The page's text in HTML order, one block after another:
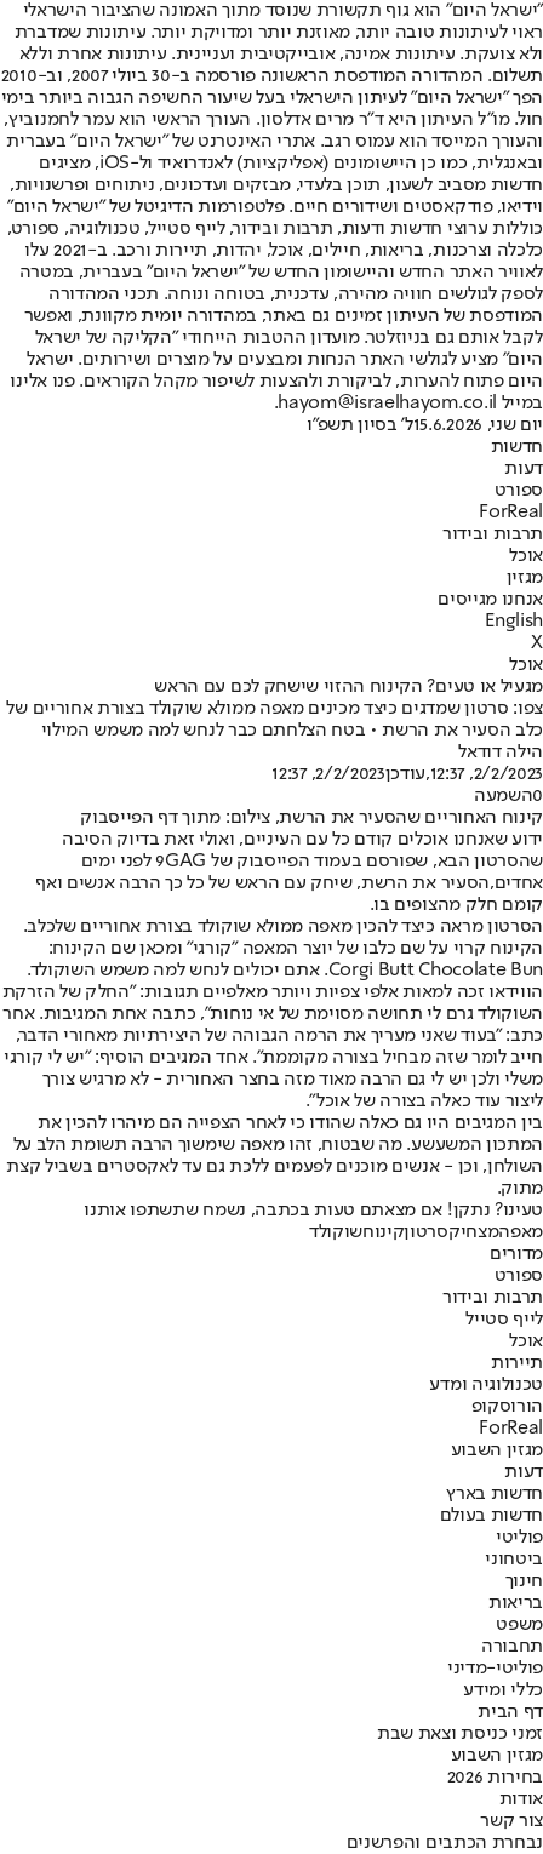
"ישראל היום" הוא גוף תקשורת שנוסד מתוך האמונה שהציבור הישראלי
ראוי לעיתונות טובה יותר, מאוזנת יותר ומדויקת יותר. עיתונות שמדברת
ולא צועקת. עיתונות אמינה, אובייקטיבית ועניינית. עיתונות אחרת וללא
תשלום. המהדורה המודפסת הראשונה פורסמה ב-30 ביולי 2007, וב-2010
הפך "ישראל היום" לעיתון הישראלי בעל שיעור החשיפה הגבוה ביותר בימי
חול. מו"ל העיתון היא ד"ר מרים אדלסון. העורך הראשי הוא עמר לחמנוביץ,
והעורך המייסד הוא עמוס רגב. אתרי האינטרנט של "ישראל היום" בעברית
ובאנגלית, כמו כן היישומונים (אפליקציות) לאנדרואיד ול-iOS, מציגים
חדשות מסביב לשעון, תוכן בלעדי, מבזקים ועדכונים, ניתוחים ופרשנויות,
וידיאו, פודקאסטים ושידורים חיים. פלטפורמות הדיגיטל של "ישראל היום"
כוללות ערוצי חדשות ודעות, תרבות ובידור, לייף סטייל, טכנולוגיה, ספורט,
כלכלה וצרכנות, בריאות, חיילים, אוכל, יהדות, תיירות ורכב. ב-2021 עלו
לאוויר האתר החדש והיישומון החדש של "ישראל היום" בעברית, במטרה
לספק לגולשים חוויה מהירה, עדכנית, בטוחה ונוחה. תכני המהדורה
המודפסת של העיתון זמינים גם באתר, במהדורה יומית מקוונת, ואפשר
לקבל אותם גם בניוזלטר. מועדון ההטבות הייחודי "הקליקה של ישראל
היום" מציע לגולשי האתר הנחות ומבצעים על מוצרים ושירותים. ישראל
היום פתוח להערות, לביקורת ולהצעות לשיפור מקהל הקוראים. פנו אלינו
במייל hayom@israelhayom.co.il.
יום שני, 15.6.2026
ל' בסיון תשפ"ו
חדשות
דעות
ספורט
ForReal
תרבות ובידור
אוכל
מגזין
אנחנו מגייסים
English
X
אוכל
מגעיל או טעים? הקינוח ההזוי שישחק לכם עם הראש
צפו: סרטון שמדגים כיצד מכינים מאפה ממולא שוקולד בצורת אחוריים של
כלב הסעיר את הרשת • בטח הצלחתם כבר לנחש למה משמש המילוי
הילה דודאל
2/2/2023, 12:37
,עודכן2/2/2023, 12:37
0השמעה
קינוח האחוריים שהסעיר את הרשת, צילום: מתוך דף הפייסבוק
ידוע שאנחנו אוכלים קודם כל עם העיניים, ואולי זאת בדיוק הסיבה
שהסרטון הבא, שפורסם בעמוד הפייסבוק של 9GAG לפני ימים
אחדים,הסעיר את הרשת, שיחק עם הראש של כל כך הרבה אנשים ואף
קומם חלק מהצופים בו.
הסרטון מראה כיצד להכין מאפה ממולא שוקולד בצורת אחוריים שלכלב.
הקינוח קרוי על שם כלבו של יוצר המאפה "קורגי" ומכאן שם הקינוח:
Corgi Butt Chocolate Bun. אתם יכולים לנחש למה משמש השוקולד.
הווידאו זכה למאות אלפי צפיות ויותר מאלפיים תגובות: "החלק של הזרקת
השוקולד גרם לי תחושה מסוימת של אי נוחות", כתבה אחת המגיבות. אחר
כתב: "בעוד שאני מעריך את הרמה הגבוהה של היצירתיות מאחורי הדבר,
חייב לומר שזה מבחיל בצורה מקוממת". אחד המגיבים הוסיף: "יש לי קורגי
משלי ולכן יש לי גם הרבה מאוד מזה בחצר האחורית - לא מרגיש צורך
ליצור עוד כאלה בצורה של אוכל".
בין המגיבים היו גם כאלה שהודו כי לאחר הצפייה הם מיהרו להכין את
המתכון המשעשע. מה שבטוח, זהו מאפה שימשוך הרבה תשומת הלב על
השולחן, וכן - אנשים מוכנים לפעמים ללכת גם עד לאקסטרים בשביל קצת
מתוק.
טעינו? נתקן! אם מצאתם טעות בכתבה, נשמח שתשתפו אותנו
מאפהמצחיקסרטוןקינוחשוקולד
מדורים
ספורט
תרבות ובידור
לייף סטייל
אוכל
תיירות
טכנולוגיה ומדע
הורוסקופ
ForReal
מגזין השבוע
דעות
חדשות בארץ
חדשות בעולם
פוליטי
ביטחוני
חינוך
בריאות
משפט
תחבורה
פוליטי-מדיני
כללי ומידע
דף הבית
זמני כניסת וצאת שבת
מגזין השבוע
בחירות 2026
אודות
צור קשר
נבחרת הכתבים והפרשנים